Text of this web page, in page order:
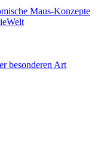
Maus-Konzepte
besonderen Art